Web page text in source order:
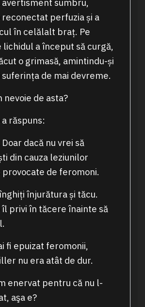
avertisment sumbru,
perfuzia și a
în celălalt braț. Pe
lichidul a început să curgă,
o grimasă, amintindu-și
de mai devreme.
nevoie de asta?
răspuns:
dacă nu vrei să
din cauza leziunilor
de feromoni.
înjurătura și tăcu.
privi în tăcere înainte să
fi epuizat feromonii,
nu era atât de dur.
enervat pentru că nu l-
aşa e?